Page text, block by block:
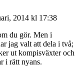
2014 kl 17:38
du gör. Men i
jag valt att dela i två;
ut kompisväxter och
i rätt nyans.